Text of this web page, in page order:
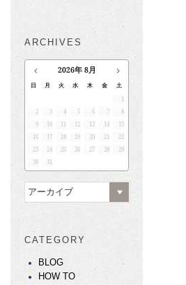
ARCHIVES
2026年 8月
日 月 火 水 木 金
土
2
3 4 5 6 7
8
9
10 12 13 14
15
16
17 18 19 20 21
22
23
24 25 26 27 28
29
30
31
アーカイブ
CATEGORY
BLOG
HOW TO